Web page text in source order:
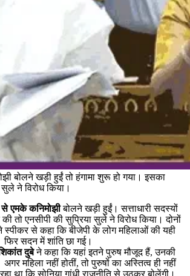
बोलने खड़ी हुईं तो हंगामा शुरू हो गया। इसका
ने विरोध किया।
एमके कनिमोझीबोलने खड़ी हुईं। सत्ताधारी सदस्यों
तो एनसीपी की सुप्रिया सुले ने विरोध किया। दोनों
स्पीकर से कहा कि बीजेपी के लोग महिलाओं की यही
सदन में शांति छा गई।
दुबेने कहा कि यहां इतने पुरुष मौजूद हैं, उनकी
महिला नहीं होतीं, तो पुरुषों का अस्तित्व ही नहीं